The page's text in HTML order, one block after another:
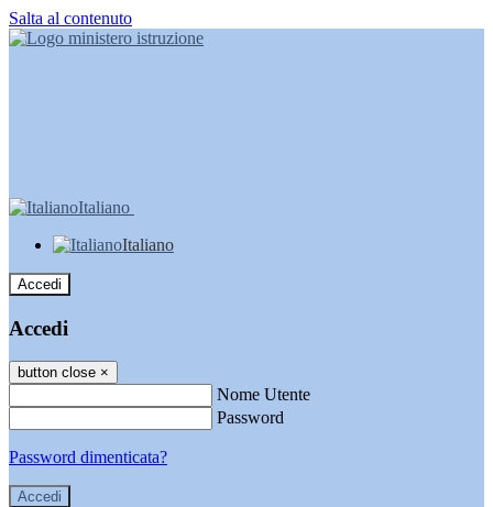
Salta al contenuto
Italiano
Italiano
Accedi
Accedi
button close ×
Nome Utente
Password
Password dimenticata?